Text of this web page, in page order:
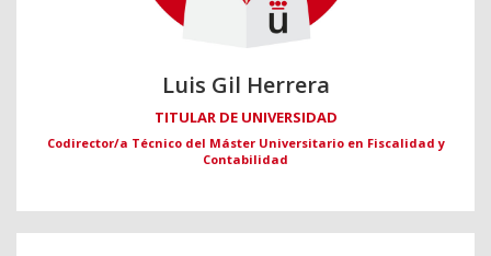
Luis Gil Herrera
TITULAR DE UNIVERSIDAD
Codirector/a Técnico del Máster Universitario en Fiscalidad y
Contabilidad